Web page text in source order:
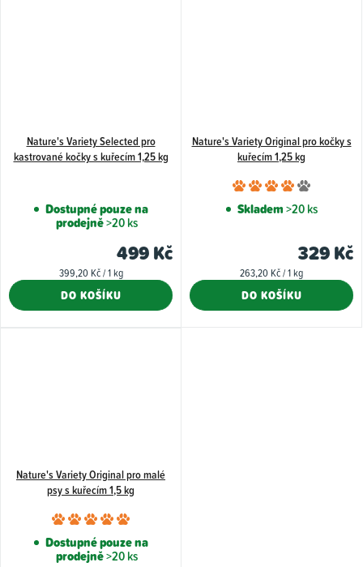
Nature's Variety Selected pro
kastrované kočky s kuřecím 1,25 kg
Dostupné pouze na
prodejně>20 ks
499 Kč
Měrná
399,20 Kč / 1 kg
DO KOŠÍKU
Nature's Variety Original pro kočky s
kuřecím 1,25 kg
je
4,0
z
Skladem>20 ks
329 Kč
Měrná
263,20 Kč / 1 kg
DO KOŠÍKU
Nature's Variety Original pro malé
psy s kuřecím 1,5 kg
Průměrné
hodnocení
produktu
Dostupné pouze na
prodejně>20 ks